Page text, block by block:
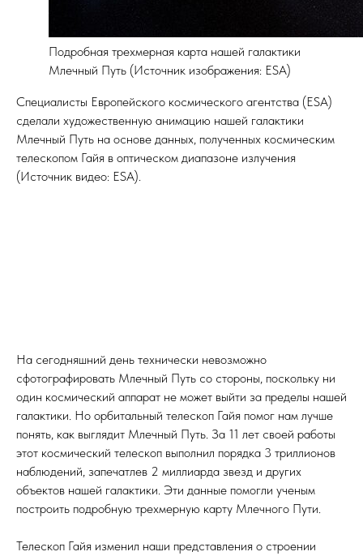
Подробная трехмерная карта нашей галактики
Млечный Путь (Источник изображения: ESA)
Специалисты Европейского космического агентства (ESA)
сделали художественную анимацию нашей галактики
Млечный Путь на основе данных, полученных космическим
телескопом Гайя в оптическом диапазоне излучения
(Источник видео: ESA).
На сегодняшний день технически невозможно
сфотографировать Млечный Путь со стороны, поскольку ни
один космический аппарат не может выйти за пределы нашей
галактики. Но орбитальный телескоп Гайя помог нам лучше
понять, как выглядит Млечный Путь. За 11 лет своей работы
этот космический телескоп выполнил порядка 3 триллионов
наблюдений, запечатлев 2 миллиарда звезд и других
объектов нашей галактики. Эти данные помогли ученым
построить подробную трехмерную карту Млечного Пути.
Телескоп Гайя изменил наши представления о строении